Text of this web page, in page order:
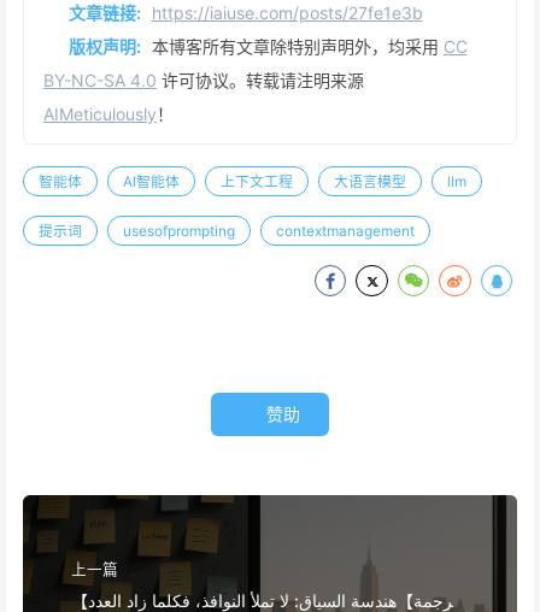
文章链接: https://iaiuse.com/posts/27fe1e3b
版权声明: 本博客所有文章除特别声明外，均采用 CC
BY-NC-SA 4.0 许可协议。转载请注明来源
AIMeticulously！
智能体 AI智能体 上下文工程 大语言模型 llm
提示词 usesofprompting contextmanagement
赞助
上一篇
【ترجمة】هندسة السياق: لا تملأ النوافذ، فكلما زاد العدد